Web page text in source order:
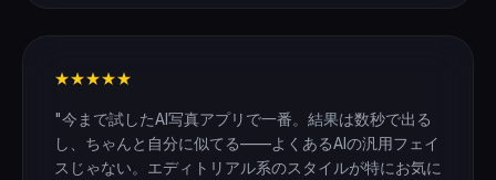
★★★★★
"今まで試したAI写真アプリで一番。結果は数秒で出る
し、ちゃんと自分に似てる——よくあるAIの汎用フェイ
スじゃない。エディトリアル系のスタイルが特にお気に